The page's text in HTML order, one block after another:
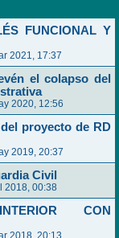
FUNCIONAL Y
2021, 17:37
el colapso del
2020, 12:56
proyecto de RD
2019, 20:37
Civil
2018, 00:38
CON